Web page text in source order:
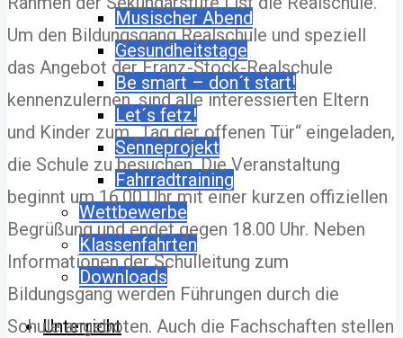
Musischer Abend
Gesundheitstage
Be smart – don´t start!
Let´s fetz!
Senneprojekt
Fahrradtraining
Wettbewerbe
Klassenfahrten
Downloads
Unterricht
Um den Bildungsgang Realschule und speziell
das Angebot der Franz-Stock-Realschule
kennenzulernen, sind alle interessierten Eltern
und Kinder zum „Tag der offenen Tür“ eingeladen,
die Schule zu besuchen. Die Veranstaltung
beginnt um 16.00 Uhr mit einer kurzen offiziellen
Begrüßung und endet gegen 18.00 Uhr. Neben
Informationen der Schulleitung zum
Bildungsgang werden Führungen durch die
Schule angeboten. Auch die Fachschaften stellen